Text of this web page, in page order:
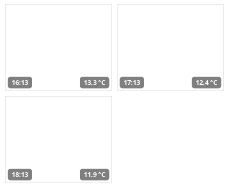
16:13 13,3 °C 17:13 12,4 °C
18:13 11,9 °C